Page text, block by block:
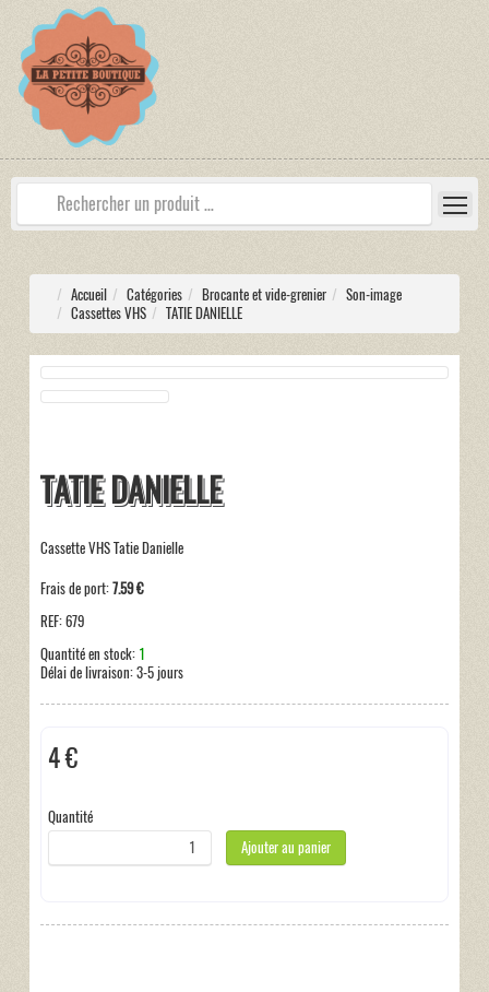
Accueil Catégories Brocante et vide-grenier
Son-image
Cassettes VHS
TATIE DANIELLE
TATIE DANIELLE
Cassette VHS Tatie Danielle
Frais de port:7.59 €
REF:679
Quantité en stock: 1
Délai de livraison:3-5 jours
4 €
Quantité
Ajouter au panier